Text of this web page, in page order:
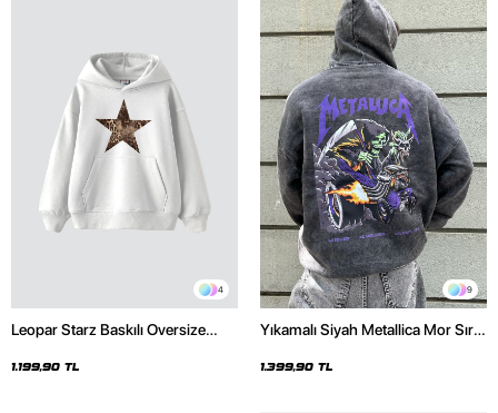
4
Leopar Starz Baskılı Oversize
1.199,90 TL
9
Yıkamalı Siyah Metallica Mor Sırt
Hoodie
1.399,90 TL